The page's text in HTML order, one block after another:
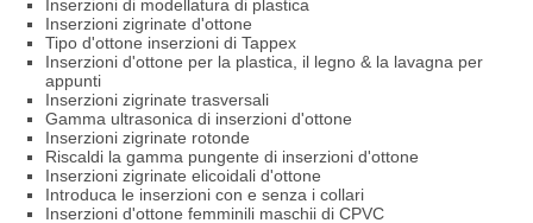
Inserzioni di modellatura di plastica
Inserzioni zigrinate d'ottone
Tipo d'ottone inserzioni di Tappex
Inserzioni d'ottone per la plastica, il legno & la lavagna per
appunti
Inserzioni zigrinate trasversali
Gamma ultrasonica di inserzioni d'ottone
Inserzioni zigrinate rotonde
Riscaldi la gamma pungente di inserzioni d'ottone
Inserzioni zigrinate elicoidali d'ottone
Introduca le inserzioni con e senza i collari
Inserzioni d'ottone femminili maschii di CPVC